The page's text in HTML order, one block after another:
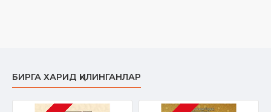
жиҳатдан соғлом, баркамол бўлиши учун, ҳам жисмоний
иллатлардан соғ-саломат бўлиб улғайиши учун ҳаракат
БИРГА ХАРИД ҚИЛИНГАНЛАР